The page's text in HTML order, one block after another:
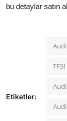
bu detaylar satın
Etiketler:
Audi
Audi